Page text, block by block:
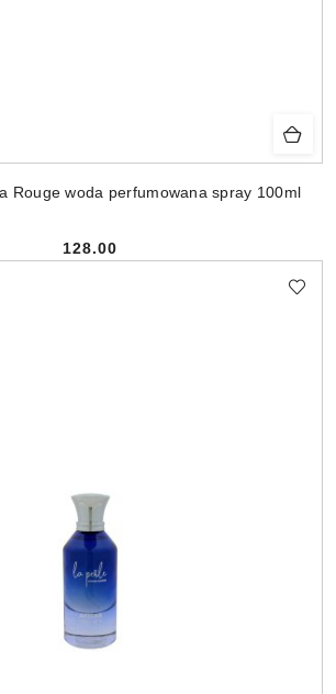
Rouge woda perfumowana spray 100ml
Cena:
128.00